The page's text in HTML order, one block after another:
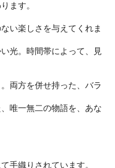
ます。
い楽しさを与えてくれま
光。時間帯によって、見
両方を併せ持った、バラ
唯一無二の物語を、あな
手織りされています。